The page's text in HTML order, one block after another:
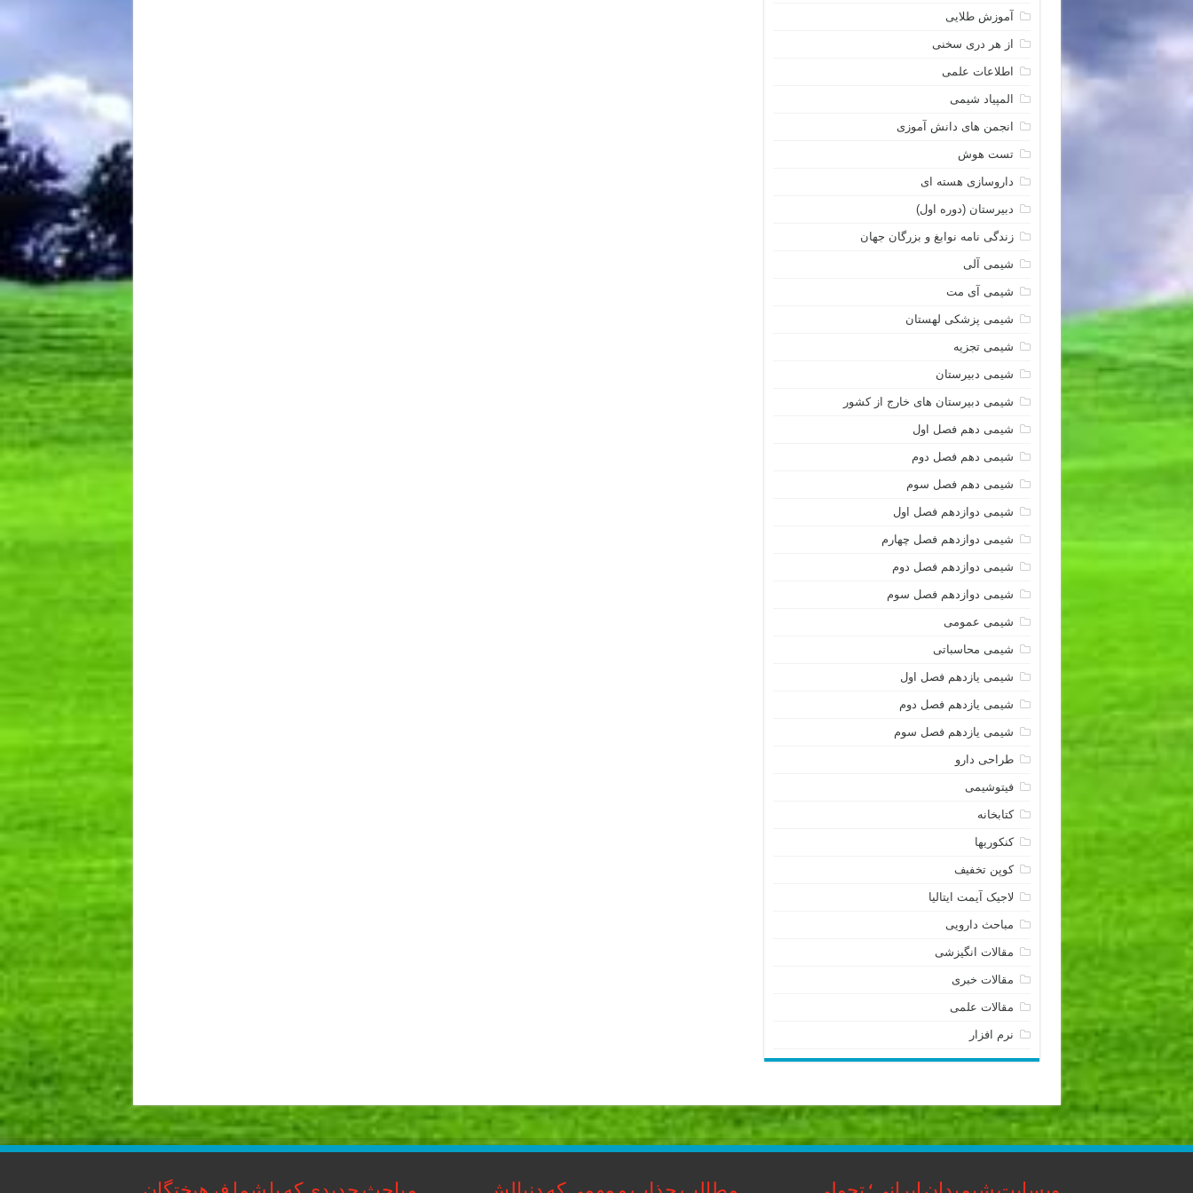
آموزش طلایی
از هر دری سخنی
اطلاعات علمی
المپیاد شیمی
انجمن های دانش آموزی
تست هوش
داروسازی هسته ای
دبیرستان (دوره اول)
زندگی نامه نوابغ و بزرگان جهان
شیمی آلی
شیمی آی مت
شیمی پزشکی لهستان
شیمی تجزیه
شیمی دبیرستان
شیمی دبیرستان های خارج از کشور
شیمی دهم فصل اول
شیمی دهم فصل دوم
شیمی دهم فصل سوم
شیمی دوازدهم فصل اول
شیمی دوازدهم فصل چهارم
شیمی دوازدهم فصل دوم
شیمی دوازدهم فصل سوم
شیمی عمومی
شیمی محاسباتی
شیمی یازدهم فصل اول
شیمی یازدهم فصل دوم
شیمی یازدهم فصل سوم
طراحی دارو
فیتوشیمی
کتابخانه
کنکوریها
کوپن تخفیف
لاجیک آیمت ایتالیا
مباحث دارویی
مقالات انگیزشی
مقالات خبری
مقالات علمی
نرم افزار